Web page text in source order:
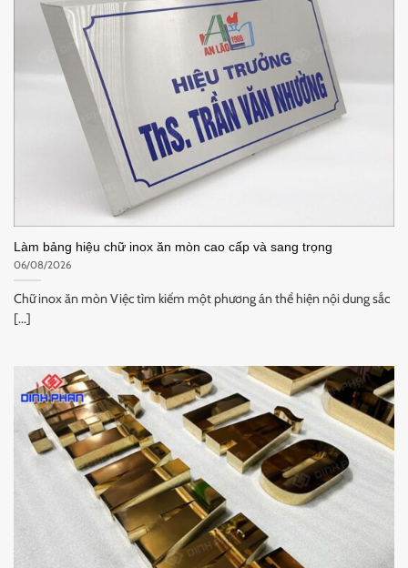
Làm bảng hiệu chữ inox ăn mòn cao cấp và sang trọng
06/08/2026
Chữ inox ăn mòn Việc tìm kiếm một phương án thể hiện nội dung sắc
[...]